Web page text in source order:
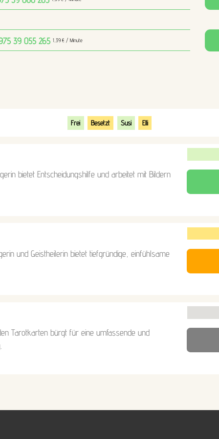
39 055 265 1,39 € / Minute
Frei Besetzt Susi Elli
bietet Entscheidungshilfe und arbeitet mit Bildern
und Geistheilerin bietet tiefgründige, einfühlsame
Tarotkarten bürgt für eine umfassende und